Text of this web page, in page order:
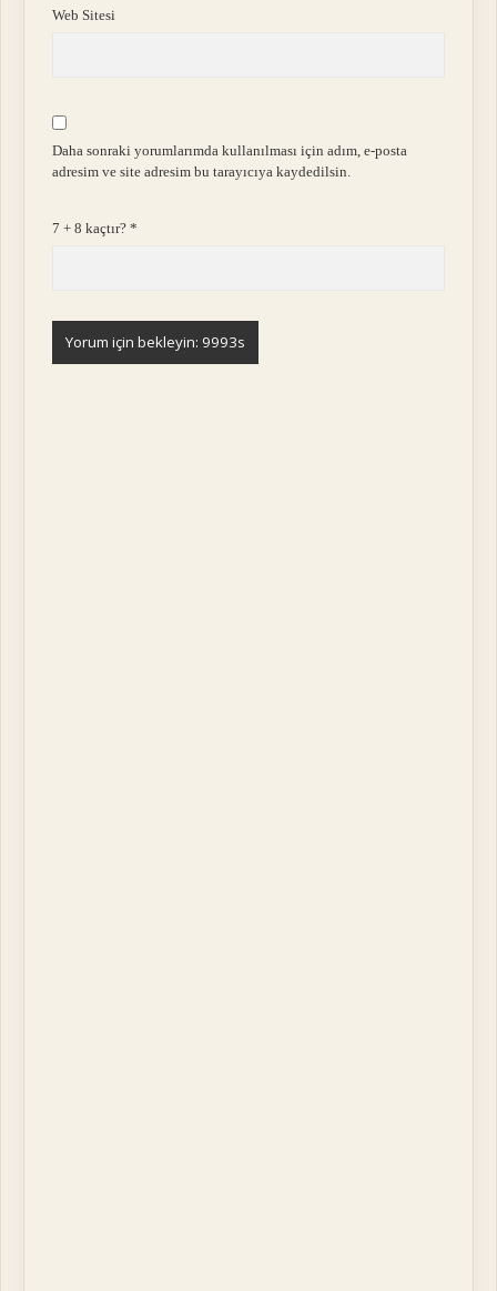
Web Sitesi
Daha sonraki yorumlarımda kullanılması için adım, e-posta
adresim ve site adresim bu tarayıcıya kaydedilsin.
7 + 8 kaçtır?*